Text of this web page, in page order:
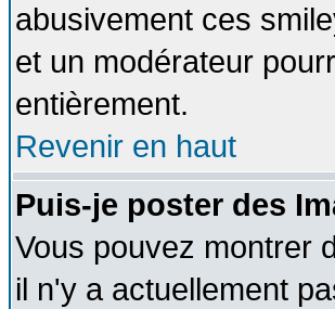
abusivement ces
et un modérateur
entièrement.
Revenir en haut
Puis-je poster des
Vous pouvez montrer
il n'y a actuellement